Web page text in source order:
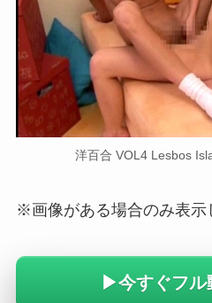
洋百合 VOL4 Lesbos
※画像がある場合のみ表示
▶︎今すぐフル